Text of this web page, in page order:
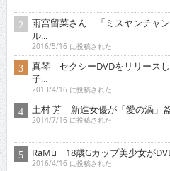
雨宮留菜さん 「ミスヤンチャ
ル...
2016/5/16 に投稿された
真琴 セクシーDVDをリリース
子...
2013/4/16 に投稿された
土村 芳 新進女優が「愛の渦」
2014/7/16 に投稿された
RaMu 18歳Gカップ美少女が
2016/4/16 に投稿された